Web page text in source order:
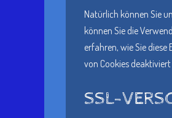
Natürlich können Sie
können Sie die
erfahren, wie Sie
von Cookies
SSL-